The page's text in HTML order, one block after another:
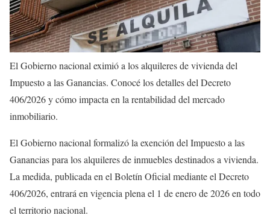
El Gobierno nacional eximió a los alquileres de vivienda del
Impuesto a las Ganancias. Conocé los detalles del Decreto
406/2026 y cómo impacta en la rentabilidad del mercado
inmobiliario.
El Gobierno nacional formalizó la exención del Impuesto a las
Ganancias para los alquileres de inmuebles destinados a vivienda.
La medida, publicada en el Boletín Oficial mediante el Decreto
406/2026, entrará en vigencia plena el 1 de enero de 2026 en todo
el territorio nacional.